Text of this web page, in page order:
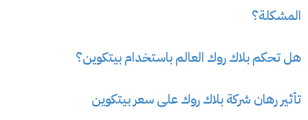
المشكلة؟
هل تحكم بلاك روك العالم باستخدام بيتكوين؟
تأثير رهان شركة بلاك روك على سعر بيتكوين